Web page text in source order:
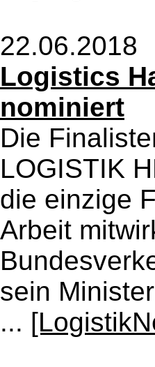
22.06.2018
Logistics
nominiert
Die
LOGISTIK
die einzige
Arbeit
sein
...